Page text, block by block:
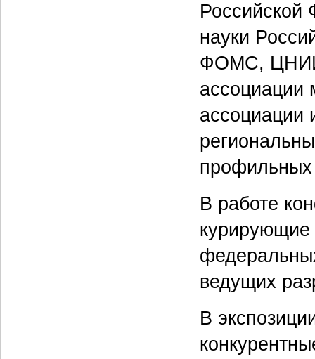
Российской
науки
ФОМС,
ассоциации
ассоциации
профильных
В работе
курирующие
ведущих
В